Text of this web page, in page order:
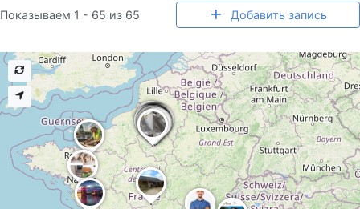
Показываем 1 - 65 из 65 Добавить запись